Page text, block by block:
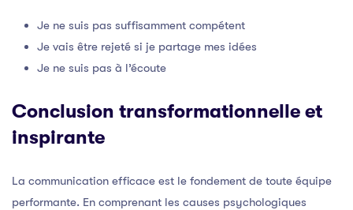
Je ne suis pas suffisamment compétent
Je vais être rejeté si je partage mes idées
Je ne suis pas à l’écoute
Conclusion transformationnelle et
inspirante
La communication efficace est le fondement de toute équipe
performante. En comprenant les causes psychologiques